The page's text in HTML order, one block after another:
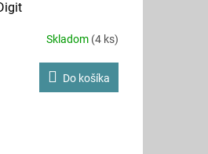
Skladom (4 ks)
Do košíka